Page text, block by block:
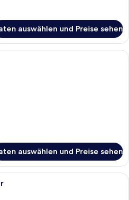
auswählen und Preise sehen
Ein modernes Hotelzimmer mit
auswählen und Preise sehen
Ein modernes Hotelzimmer mit